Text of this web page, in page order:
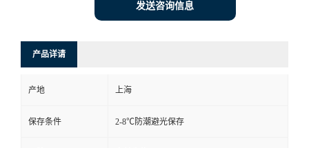
发送咨询信息
产品详请
产地 上海
保存条件 2-8℃防潮避光保存